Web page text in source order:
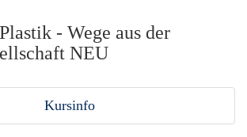
- Wege aus der
NEU
Kursinfo